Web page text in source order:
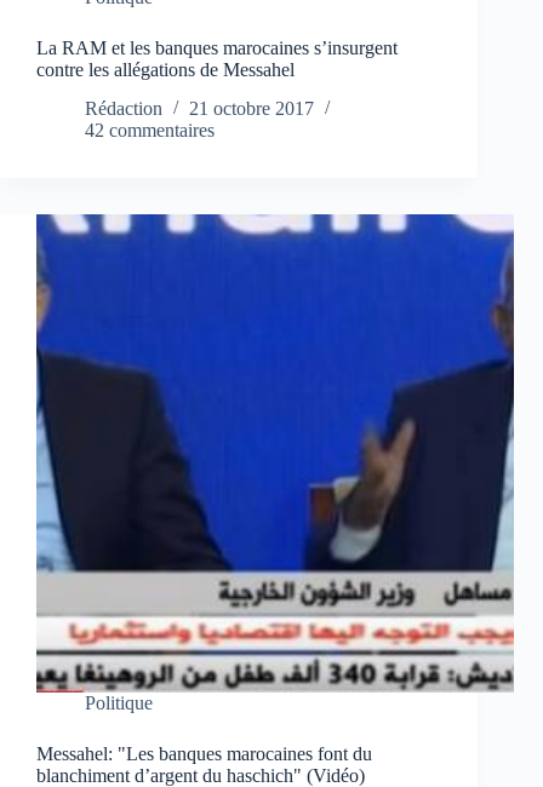
La RAM et les banques marocaines s’insurgent
contre les allégations de Messahel
Rédaction
21 octobre 2017
42 commentaires
Politique
Messahel: "Les banques marocaines font du
blanchiment d’argent du haschich" (Vidéo)